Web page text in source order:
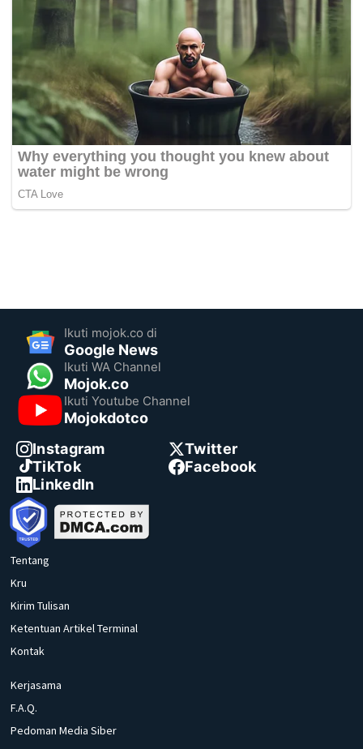
Ikuti mojok.co di
Google News
Ikuti WA Channel
Mojok.co
Ikuti Youtube Channel
Mojokdotco
Instagram
Twitter
TikTok
Facebook
LinkedIn
Tentang
Kru
Kirim Tulisan
Ketentuan Artikel Terminal
Kontak
Kerjasama
F.A.Q.
Pedoman Media Siber